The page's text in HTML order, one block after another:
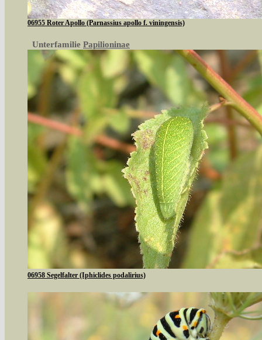
06955 Roter Apollo (Parnassius apollo f. viningensis)
Unterfamilie Papilioninae
06958 Segelfalter (Iphiclides podalirius)